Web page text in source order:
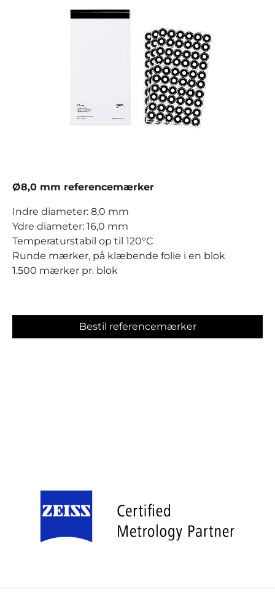
Ø8,0 mm referencemærker
Indre diameter: 8,0 mm
Ydre diameter: 16,0 mm
Temperaturstabil op til 120°C
Runde mærker, på klæbende folie i en blok
1.500 mærker pr. blok
Bestil referencemærker